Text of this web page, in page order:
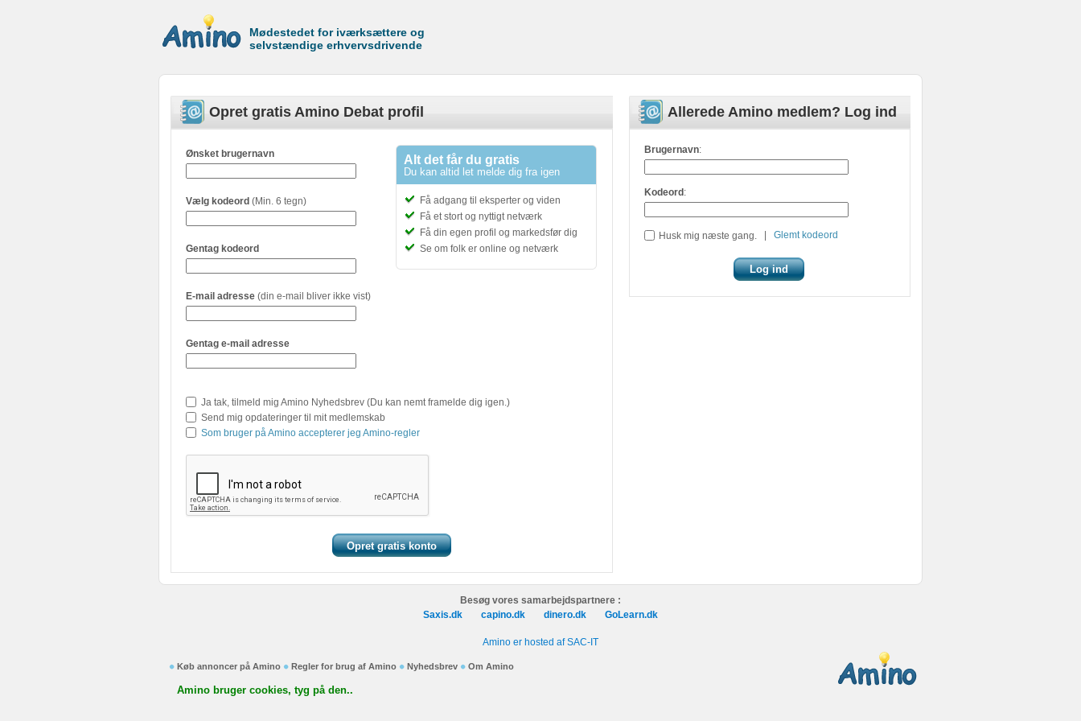
Mødestedet for iværksættere og
selvstændige erhvervsdrivende
Allerede Amino medlem? Log ind
Brugernavn:
Kodeord :
Husk mig næste gang. Glemt kodeord
Opret gratis Amino Debat profil
Alt det får du gratis
Du kan altid let melde dig fra igen
Få adgang til eksperter og viden
Få et stort og nyttigt netværk
Få din egen profil og markedsfør dig
Se om folk er online og netværk
Ønsket brugernavn
Vælg kodeord (Min. 6 tegn)
Gentag kodeord
E-mail adresse (din e-mail bliver ikke vist)
Gentag e-mail adresse
Ja tak, tilmeld mig Amino Nyhedsbrev (Du kan nemt framelde dig igen.)
Send mig opdateringer til mit medlemskab
Som bruger på Amino accepterer jeg Amino-regler
Besøg vores samarbejdspartnere :
Saxis.dk
capino.dk dinero.dk GoLearn.dk
Amino er hosted af SAC-IT
Køb annoncer på Amino Regler for brug af Amino Nyhedsbrev Om Amino
Amino bruger cookies, tyg på den..